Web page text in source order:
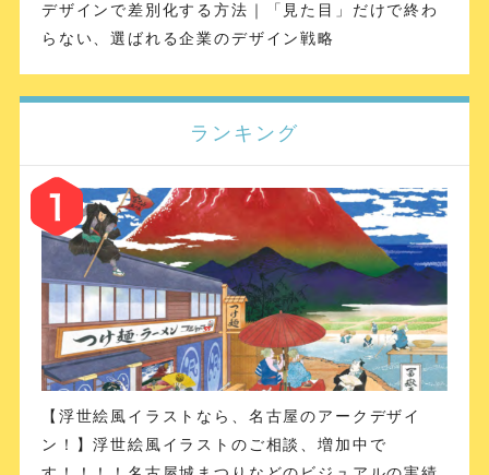
デザインで差別化する方法｜「見た目」だけで終わ
らない、選ばれる企業のデザイン戦略
ランキング
【浮世絵風イラストなら、名古屋のアークデザイ
ン！】浮世絵風イラストのご相談、増加中で